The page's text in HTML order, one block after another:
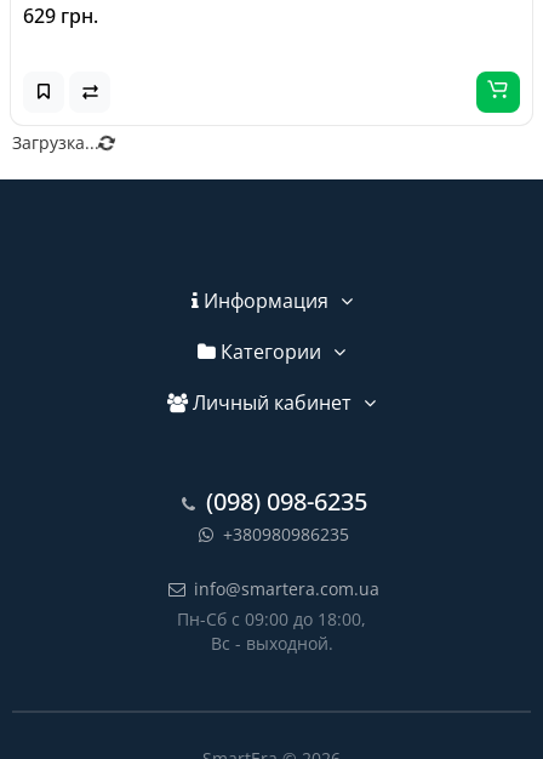
629 грн.
Загрузка...
Информация
Категории
Личный кабинет
(098) 098-6235
+380980986235
info@smartera.com.ua
Пн-Сб с 09:00 до 18:00,
Вс - выходной.